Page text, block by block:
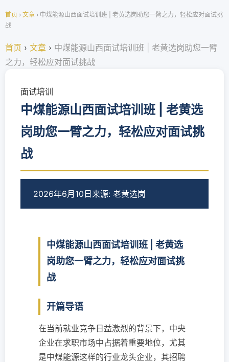
首页 › 文章 › 中煤能源山西面试培训班 | 老黄选岗助您一臂之力，轻松应对面试挑
战
首页 › 文章 › 中煤能源山西面试培训班 | 老黄选岗助您一臂
之力，轻松应对面试挑战
面试培训
中煤能源山西面试培训班 | 老黄选
岗助您一臂之力，轻松应对面试挑
战
2026年6月10日 来源: 老黄选岗
中煤能源山西面试培训班 | 老黄选
岗助您一臂之力，轻松应对面试挑
战
开篇导语
在当前就业竞争日益激烈的背景下，中央
企业在求职市场中占据着重要地位，尤其
是中煤能源这样的行业龙头企业，其招聘